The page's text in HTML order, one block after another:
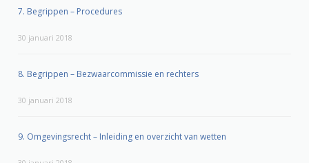
7. Begrippen – Procedures
30 januari 2018
8. Begrippen – Bezwaarcommissie en rechters
30 januari 2018
9. Omgevingsrecht – Inleiding en overzicht van wetten